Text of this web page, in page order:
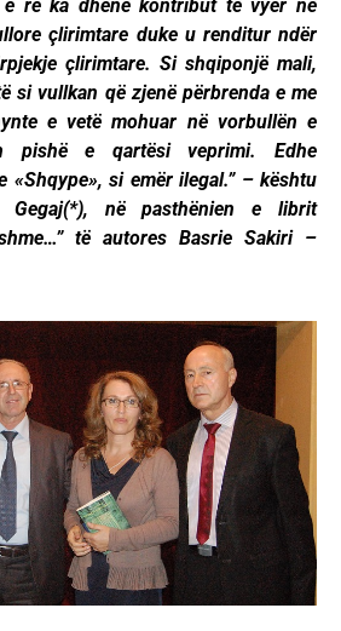
e re ka dhënë kontribut të vyer në
çlirimtare duke u renditur ndër
çlirimtare. Si shqiponjë mali,
si vullkan që zjenë përbrenda e me
e vetë mohuar në vorbullën e
pishë e qartësi veprimi. Edhe
«Shqype», si emër ilegal.” – kështu
Gegaj(*), në pasthënien e librit
të autores Basrie Sakiri –